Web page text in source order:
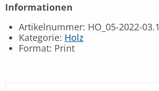
Informationen
Artikelnummer: HO_05-2022-03.1
Kategorie: Holz
Format: Print